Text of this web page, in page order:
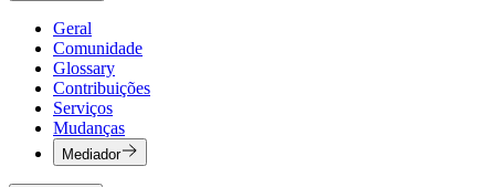
Geral
Comunidade
Glossary
Contribuições
Serviços
Mudanças
Mediador